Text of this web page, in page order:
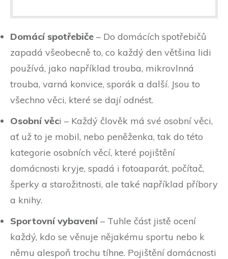
Domácí spotřebiče – Do domácích spotřebičů
zapadá všeobecně to, co každý den většina lidi
používá, jako například trouba, mikrovlnná
trouba, varná konvice, sporák a další. Jsou to
všechno věci, které se dají odnést.
Osobní věci – Každý člověk má své osobní věci,
ať už to je mobil, nebo peněženka, tak do této
kategorie osobních věcí, které pojištění
domácnosti kryje, spadá i fotoaparát, počítač,
šperky a starožitnosti, ale také například příbory
a knihy.
Sportovní vybavení– Tuhle část jistě ocení
každý, kdo se věnuje nějakému sportu nebo k
němu alespoň trochu tíhne. Pojištění domácnosti